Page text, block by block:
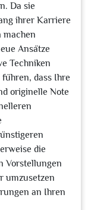
Da sie
ihrer Karriere
machen
Ansätze
Techniken
dass Ihre
originelle Note
die
Vorstellungen
umzusetzen
an Ihren